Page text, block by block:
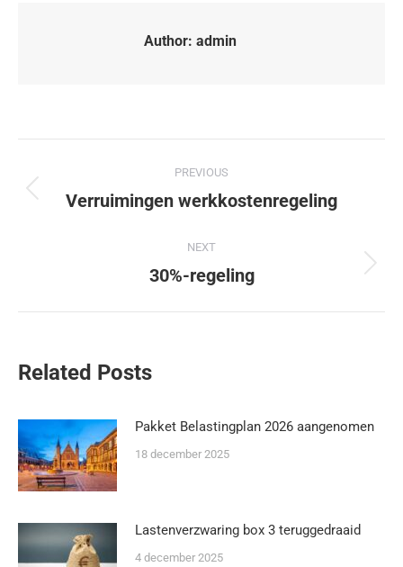
Author: admin
PREVIOUS
Verruimingen werkkostenregeling
NEXT
30%-regeling
Related Posts
Pakket Belastingplan 2026 aangenomen
18 december 2025
Lastenverzwaring box 3 teruggedraaid
4 december 2025